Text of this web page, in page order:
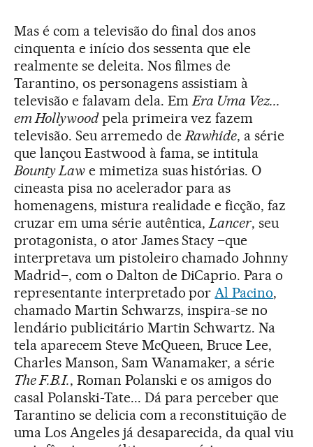
Mas é com a televisão do final dos anos
cinquenta e início dos sessenta que ele
realmente se deleita. Nos filmes de
Tarantino, os personagens assistiam à
televisão e falavam dela. EmEra Uma Vez...
em Hollywoodpela primeira vez fazem
televisão. Seu arremedo deRawhide, a série
que lançou Eastwood à fama, se intitula
Bounty Lawe mimetiza suas histórias. O
cineasta pisa no acelerador para as
homenagens, mistura realidade e ficção, faz
cruzar em uma série autêntica,Lancer, seu
protagonista, o ator James Stacy –que
interpretava um pistoleiro chamado Johnny
Madrid–, com o Dalton de DiCaprio. Para o
representante interpretado porAl Pacino,
chamado Martin Schwarzs, inspira-se no
lendário publicitário Martin Schwartz. Na
tela aparecem Steve McQueen, Bruce Lee,
Charles Manson, Sam Wanamaker, a série
The F.B.I., Roman Polanski e os amigos do
casal Polanski-Tate... Dá para perceber que
Tarantino se delicia com a reconstituição de
uma Los Angeles já desaparecida, da qual viu